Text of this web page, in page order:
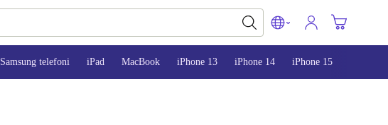
Samsung telefoni iPad MacBook iPhone 13 iPhone 14 iPhone 15